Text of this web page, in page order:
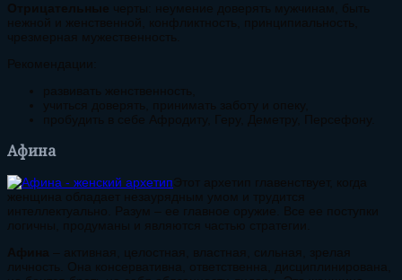
Отрицательные
черты: неумение доверять мужчинам, быть
нежной и женственной, конфликтность, принципиальность,
чрезмерная мужественность.
Рекомендации:
развивать женственность,
учиться доверять, принимать заботу и опеку,
пробудить в себе Афродиту, Геру, Деметру, Персефону.
Афина
Этот архетип главенствует, когда
женщина обладает незаурядным умом и трудится
интеллектуально. Разум – ее главное оружие. Все ее поступки
логичны, продуманы и являются частью стратегии.
Афина
– активная, целостная, властная, сильная, зрелая
личность. Она консервативна, ответственна, дисциплинирована,